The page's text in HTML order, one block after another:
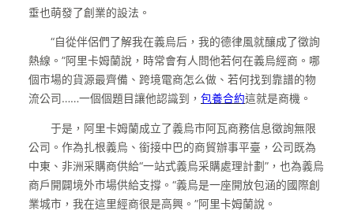
垂也萌發了創業的設法。
“自從伴侶們了解我在義烏后，我的德律風就釀成了徵詢
熱線。”阿里卡姆蘭說，時常會有人問他若何在義烏經商。哪
個市場的貨源最齊備、跨境電商怎么做、若何找到靠譜的物
流公司……一個個題目讓他認識到， 包養合約這就是商機。
于是，阿里卡姆蘭成立了義烏市阿瓦商務信息徵詢無限
公司。作為扎根義烏、銜接中巴的商貿辦事平臺，公司既為
中東、非洲采購商供給“一站式義烏采購處理計劃”，也為義烏
商戶開闢境外市場供給支撐。“義烏是一座開放包涵的國際創
業城市，我在這里經商很是高興。”阿里卡姆蘭說。